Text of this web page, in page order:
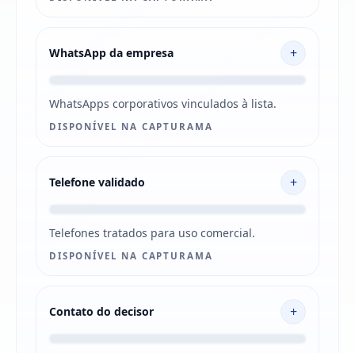
WhatsApp da empresa +
WhatsApps corporativos vinculados à lista.
DISPONÍVEL NA CAPTURAMA
Telefone validado +
Telefones tratados para uso comercial.
DISPONÍVEL NA CAPTURAMA
Contato do decisor +